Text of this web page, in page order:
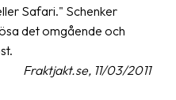
Safari." Schenker
det omgående och
Fraktjakt.se, 11/03/2011